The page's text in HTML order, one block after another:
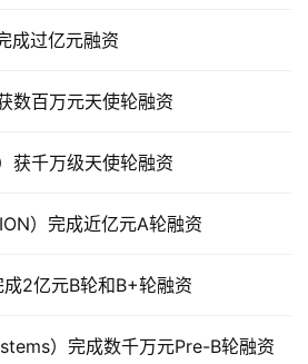
成过亿元融资
数百万元天使轮融资
获千万级天使轮融资
）完成近亿元A轮融资
2亿元B轮和B+轮融资
）完成数千万元Pre-B轮融资